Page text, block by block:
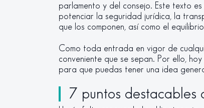
parlamento y del consejo. Este texto
potenciar la seguridad jurídica, la
que los componen, así como el
Como toda entrada en vigor de
conveniente que se sepan. Por ello,
para que puedas tener una idea
7 puntos destacables